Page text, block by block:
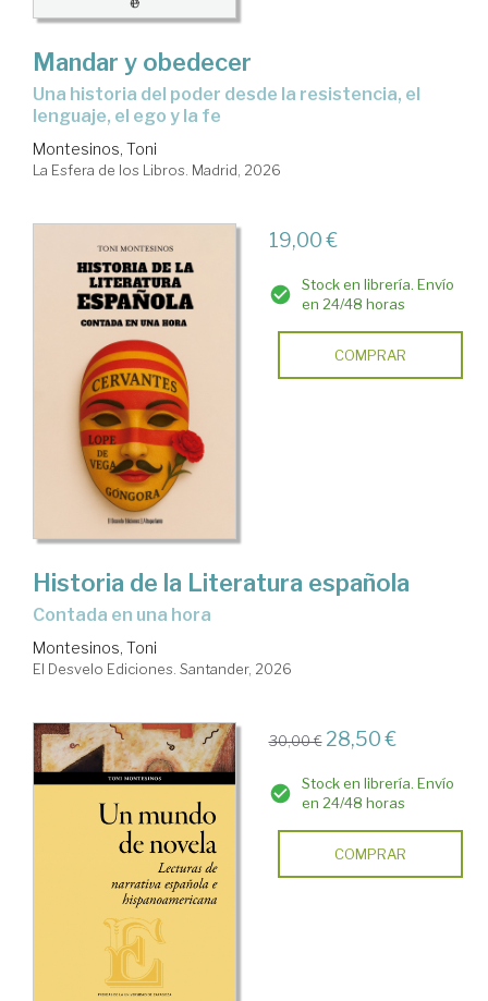
Mandar y obedecer
Una historia del poder desde la resistencia, el
lenguaje, el ego y la fe
Montesinos, Toni
La Esfera de los Libros. Madrid, 2026
19,00 €
Stock en librería. Envío
en 24/48 horas
COMPRAR
Historia de la Literatura española
contada en una hora
Montesinos, Toni
El Desvelo Ediciones. Santander, 2026
30,00 € 28,50 €
Stock en librería. Envío
en 24/48 horas
COMPRAR